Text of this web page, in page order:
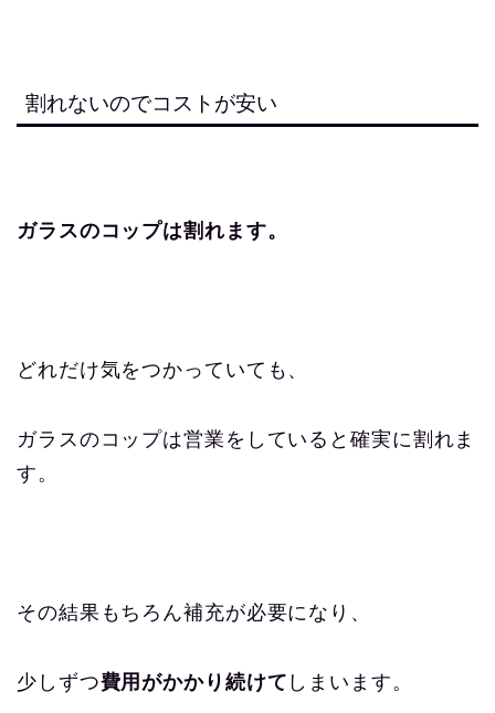
割れないのでコストが安い
ガラスのコップは割れます。
どれだけ気をつかっていても、
ガラスのコップは営業をしていると確実に割れま
す。
その結果もちろん補充が必要になり、
少しずつ費用がかかり続けて しまいます。